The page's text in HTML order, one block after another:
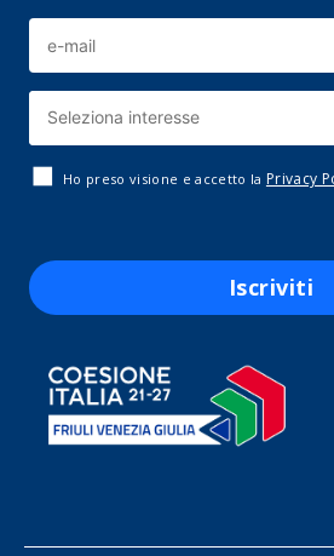
Ho preso visione e accetto la Privacy
Iscriviti